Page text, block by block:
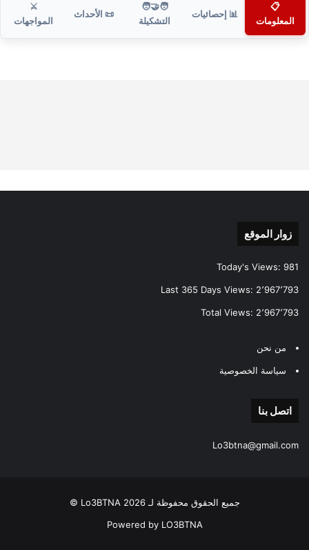
📋
المعلومات
📊 إحصائيات
🧑‍🤝‍🧑
التشكيلة
📜 الأحداث
⚔️
المواجهات
زوار الموقع
Today's Views: 981
Last 365 Days Views: 2٬967٬793
Total Views: 2٬967٬793
من نحن
سياسة الخصوصية
اتصل بنا
Lo3btna@gmail.com
جميع الحقوق محفوظة لـ Lo3BTNA 2026 ©
Powered by LO3BTNA